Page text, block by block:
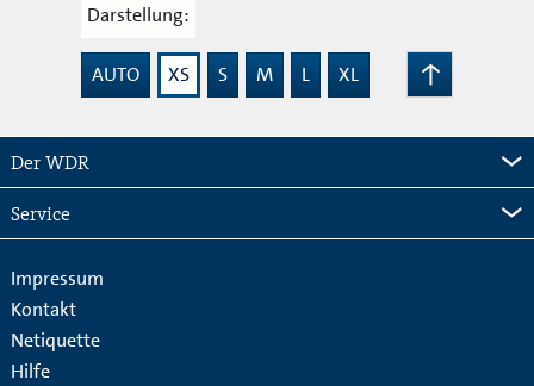
Darstellung:
AUTO XS S M L
XL
Zum
Der WDR
Service
Impressum
Kontakt
Netiquette
Hilfe